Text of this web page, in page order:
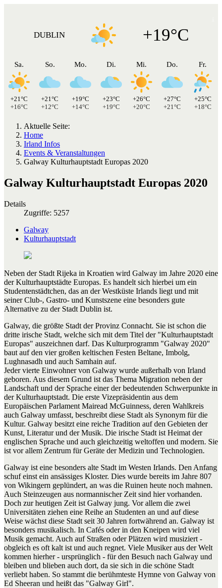
DUBLIN +19°C
Sa.
+21°C
+16°C
So.
+21°C
+12°C
Mo.
+19°C
+14°C
Di.
+23°C
+19°C
Mi.
+26°C
+20°C
Do.
+27°C
+21°C
Fr.
+25°C
+18°C
Aktuelle Seite:
Home
Irland Infos
Events & Veranstaltungen
Galway Kulturhauptstadt Europas 2020
Galway Kulturhauptstadt Europas 2020
Details
Zugriffe: 5257
Galway
Kulturhauptstadt
Neben der Stadt Rijeka in Kroatien wird Galway im Jahre 2020 eine
der Kulturhauptstädte Europas. Es handelt sich hierbei um ein
Studentenstädtchen, das an der Westküste Irlands liegt und mit
seiner Club-, Gastro- und Kunstszene eine besonders gute
Alternative zu der Stadt Dublin ist.
Galway, die größte Stadt der Provinz Connacht. Sie ist schon die
dritte irische Stadt, welche sich mit dem Titel der "Kulturhauptstadt
Europas" auszeichnen darf. Das Kulturprogramm "Galway 2020"
baut auf den vier großen keltischen Festen Beltane, Imbolg,
Lughnasadh und auch Samhain auf.
Jeder vierte Einwohner von Galway wurde außerhalb von Irland
geboren. Aus diesem Grund ist das Thema Migration neben der
Landschaft und der Sprache einer der bedeutenden Schwerpunkte in
der Kulturhauptstadt. Die erste Vizepräsidentin aus dem
Europäischen Parlament Mairead McGuinness, deren Wahlkreis
auch Galway umfasst, beschreibt diese Stadt als Synonym für die
Kultur. Galway besitzt eine reiche Tradition auf den Gebieten der
Kunst, Literatur und der Musik. Die irische Stadt ist Heimat der
englischen Sprache und auch gleichzeitig weltoffen und modern. Sie
ist vor allem Zentrum für Geräte der Medizin und Technologien.
Galway ist eine besonders alte Stadt im Westen Irlands. Den Anfang
schuf einst ein ansässiges Kloster. Dies wurde bereits im Jahre 807
von Wikingern geplündert, an was die Ruinen heute noch mahnen.
Auch Steinzeugen aus normannischer Zeit sind hier vorhanden.
Doch zur heutigen Zeit ist Galway jung. Vor allem die zwei
Universitäten ziehen eine Reihe an Studenten an und auf diese
Weise wächst diese Stadt seit 30 Jahren fortwährend an. Galway ist
besonders musikalisch. In Cafés oder in den Kneipen wird viel
Musik gemacht. Auch auf Straßen oder Plätzen wird musiziert -
obgleich es oft kalt ist und auch regnet. Viele Musiker aus der Welt
kommen hierher - ursprünglich - für den Besuch nach Galway und
bleiben und blieben auch dort, da sie sich in die schöne Stadt
verliebt haben. So stammt die berühmteste Hymne von Galway von
Ed Sheeran und heißt das "Galway Girl".